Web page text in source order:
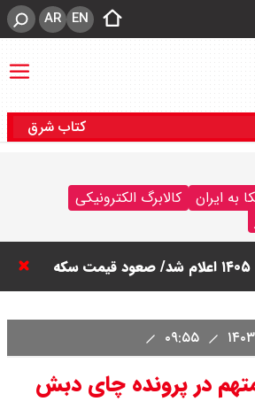
EN
AR
کتاب شرق
به ایران
کالابرگ الکترونیکی
۱۴۰۵ اعلام شد/ صعود قیمت سکه
نفت صعودی شد + جدول
قیمت طلای جهان امروز شنبه ۱۷ مرداد